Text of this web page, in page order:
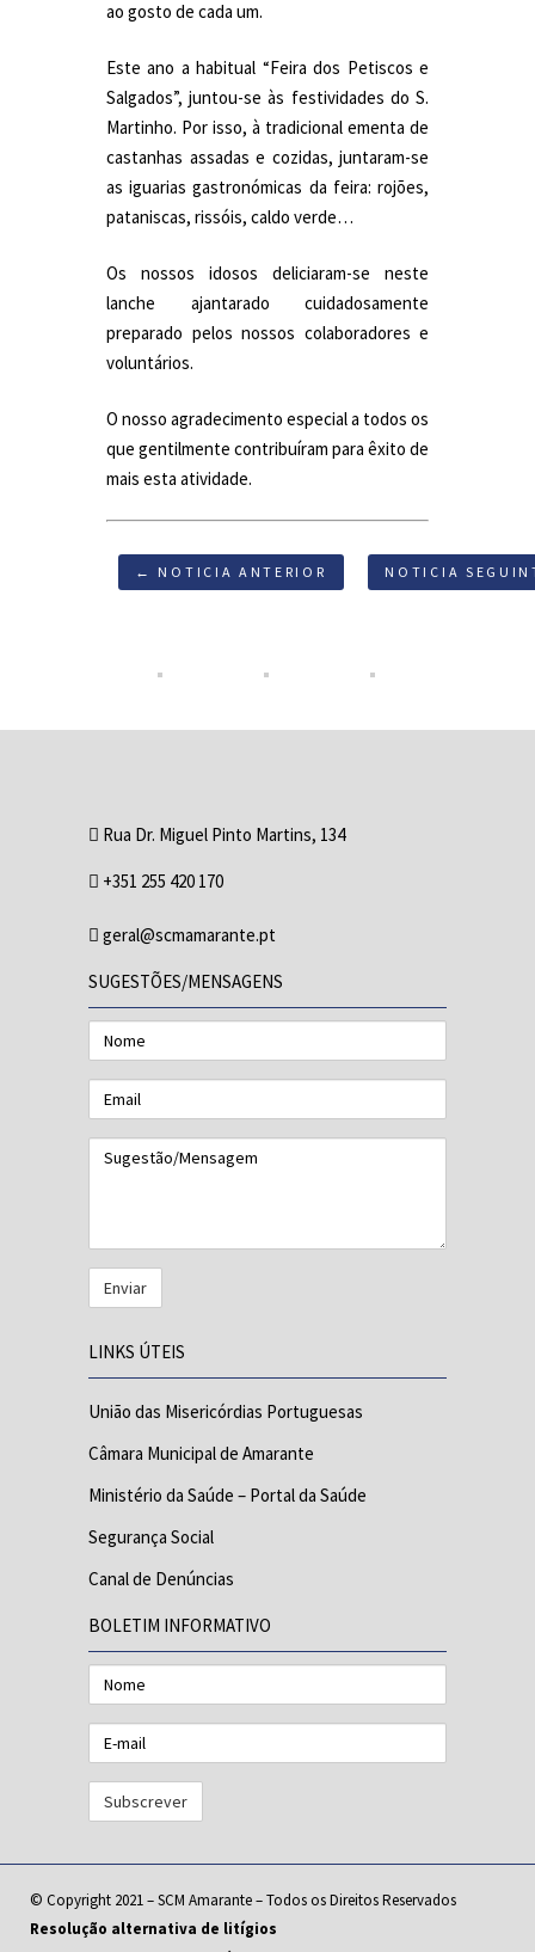
ao gosto de cada um.
Este ano a habitual “Feira dos Petiscos e
Salgados”, juntou-se às festividades do S.
Martinho. Por isso, à tradicional ementa de
castanhas assadas e cozidas, juntaram-se
as iguarias gastronómicas da feira: rojões,
pataniscas, rissóis, caldo verde…
Os nossos idosos deliciaram-se neste
lanche ajantarado cuidadosamente
preparado pelos nossos colaboradores e
voluntários.
O nosso agradecimento especial a todos os
que gentilmente contribuíram para êxito de
mais esta atividade.
← NOTICIA ANTERIOR NOTICIA
Rua Dr. Miguel Pinto Martins, 134
+351 255 420 170
geral@scmamarante.pt
SUGESTÕES/MENSAGENS
Nome
Email
Sugestão/Mensagem
LINKS ÚTEIS
União das Misericórdias Portuguesas
Câmara Municipal de Amarante
Ministério da Saúde – Portal da Saúde
Segurança Social
Canal de Denúncias
BOLETIM INFORMATIVO
Nome
E-
mail
© Copyright 2021 – SCM Amarante – Todos os Direitos Reservados
Resolução alternativa de litígios